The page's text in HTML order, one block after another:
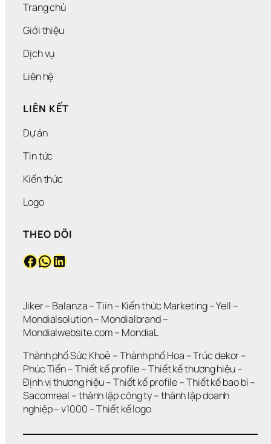
Trang chủ
Giới thiệu
Dịch vụ
Liên hệ
LIÊN KẾT
Dự án
Tin tức
Kiến thức
Logo
THEO DÕI
Facebook WhatsApp LinkedIn
Jiker – Balanza – Tiin – Kiến thức Marketing – Yell
Mondialsolution – Mondialbrand
Mondialwebsite.com – MondiaL
Thành phố Sức Khoẻ – Thành phố Hoa – Trúc dekor
Phúc Tiến – Thiết kế profile – Thiết kế thương hiệu
Định vị thương hiệu – Thiết kế profile – Thiết kế bao bì
Sacomreal – thành lập công ty – thành lập doanh
nghiệp – v1000 – Thiết kế logo